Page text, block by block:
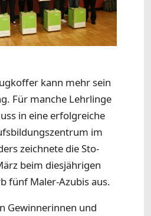
kann mehr sein
Für manche Lehrlinge
in eine erfolgreiche
im
zeichnete die Sto-
beim diesjährigen
fünf Maler-Azubis aus.
Gewinnerinnen und